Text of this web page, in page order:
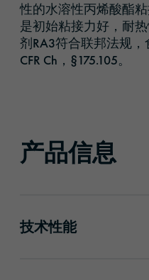
性的水溶性丙烯酸酯
是初始粘接力好，耐
剂RA3符合联邦法规，
CFR Ch，§175.105。
产品信息
技术性能